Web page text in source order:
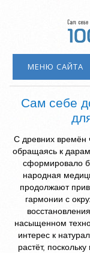
МЕНЮ САЙТА
Сам себе
С древних времён
обращаясь к
сформировало
народная
продолжают
гармонии с
насыщенном
интерес к
растёт,